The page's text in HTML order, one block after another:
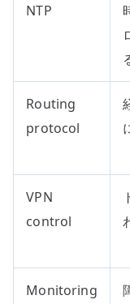
NTP
Routing
protocol
VPN
control
Monitoring